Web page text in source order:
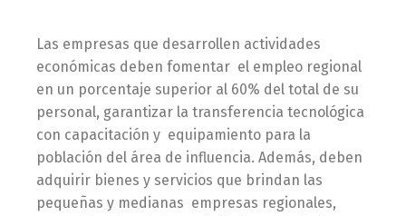
Las empresas que desarrollen actividades
económicas deben fomentar el empleo regional
en un porcentaje superior al 60% del total de su
personal, garantizar la transferencia tecnológica
con capacitación y equipamiento para la
población del área de influencia. Además, deben
adquirir bienes y servicios que brindan las
pequeñas y medianas empresas regionales,